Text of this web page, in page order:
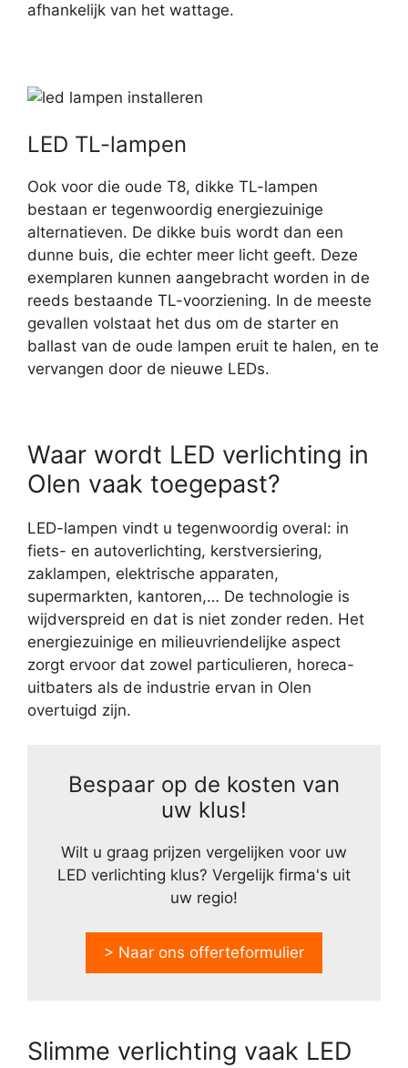
afhankelijk van het wattage.
LED TL-lampen
Ook voor die oude T8, dikke TL-lampen
bestaan er tegenwoordig energiezuinige
alternatieven. De dikke buis wordt dan een
dunne buis, die echter meer licht geeft. Deze
exemplaren kunnen aangebracht worden in de
reeds bestaande TL-voorziening. In de meeste
gevallen volstaat het dus om de starter en
ballast van de oude lampen eruit te halen, en te
vervangen door de nieuwe LEDs.
Waar wordt LED verlichting in
Olen vaak toegepast?
LED-lampen vindt u tegenwoordig overal: in
fiets- en autoverlichting, kerstversiering,
zaklampen, elektrische apparaten,
supermarkten, kantoren,… De technologie is
wijdverspreid en dat is niet zonder reden. Het
energiezuinige en milieuvriendelijke aspect
zorgt ervoor dat zowel particulieren, horeca-
uitbaters als de industrie ervan in Olen
overtuigd zijn.
Bespaar op de kosten van
uw klus!
Wilt u graag prijzen vergelijken voor uw
LED verlichting klus? Vergelijk firma's uit
uw regio!
> Naar ons offerteformulier
Slimme verlichting vaak LED